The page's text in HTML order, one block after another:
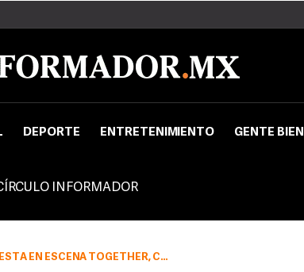
DEPORTE ENTRETENIMIENTO GENTE BIEN
INFORMADOR
CON LA PARTICIPACIÓN DE GAEL GARCÍA.